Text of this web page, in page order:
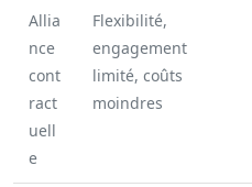
Allia
nce
cont
ract
uell
e
Flexibilité,
engagement
limité, coûts
moindres